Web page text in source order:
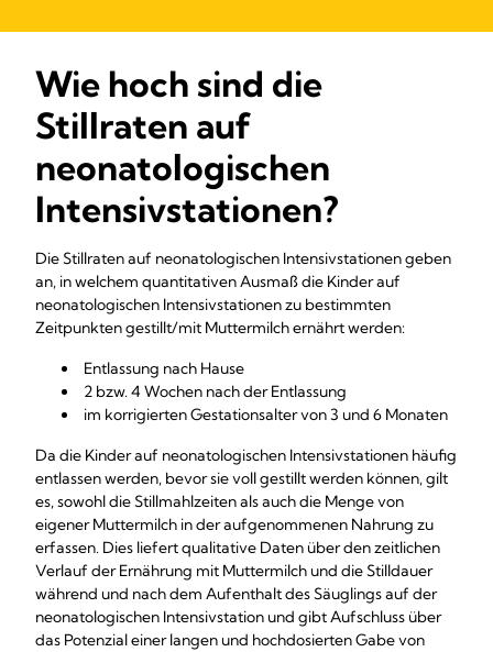
Wie hoch sind die
Stillraten auf
neonatologischen
Intensivstationen?
Die Stillraten auf neonatologischen Intensivstationen geben
an, in welchem quantitativen Ausmaß die Kinder auf
neonatologischen Intensivstationen zu bestimmten
Zeitpunkten gestillt/mit Muttermilch ernährt werden:
Entlassung nach Hause
2 bzw. 4 Wochen nach der Entlassung
im korrigierten Gestationsalter von 3 und 6 Monaten
Da die Kinder auf neonatologischen Intensivstationen häufig
entlassen werden, bevor sie voll gestillt werden können, gilt
es, sowohl die Stillmahlzeiten als auch die Menge von
eigener Muttermilch in der aufgenommenen Nahrung zu
erfassen. Dies liefert qualitative Daten über den zeitlichen
Verlauf der Ernährung mit Muttermilch und die Stilldauer
während und nach dem Aufenthalt des Säuglings auf der
neonatologischen Intensivstation und gibt Aufschluss über
das Potenzial einer langen und hochdosierten Gabe von